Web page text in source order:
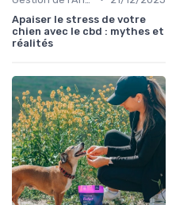
Apaiser le stress de votre
chien avec le cbd : mythes et
réalités